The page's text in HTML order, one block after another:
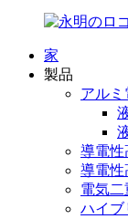
家
製品
アルミ
導電性
導電性
電気二
ハイブ